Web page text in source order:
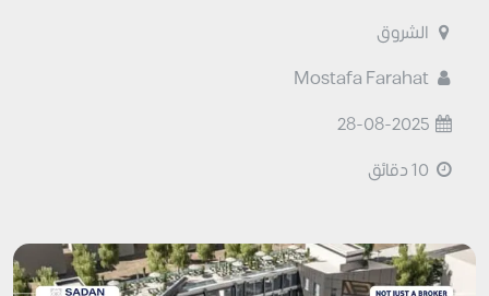
الشروق
Mostafa Farahat
28-08-2025